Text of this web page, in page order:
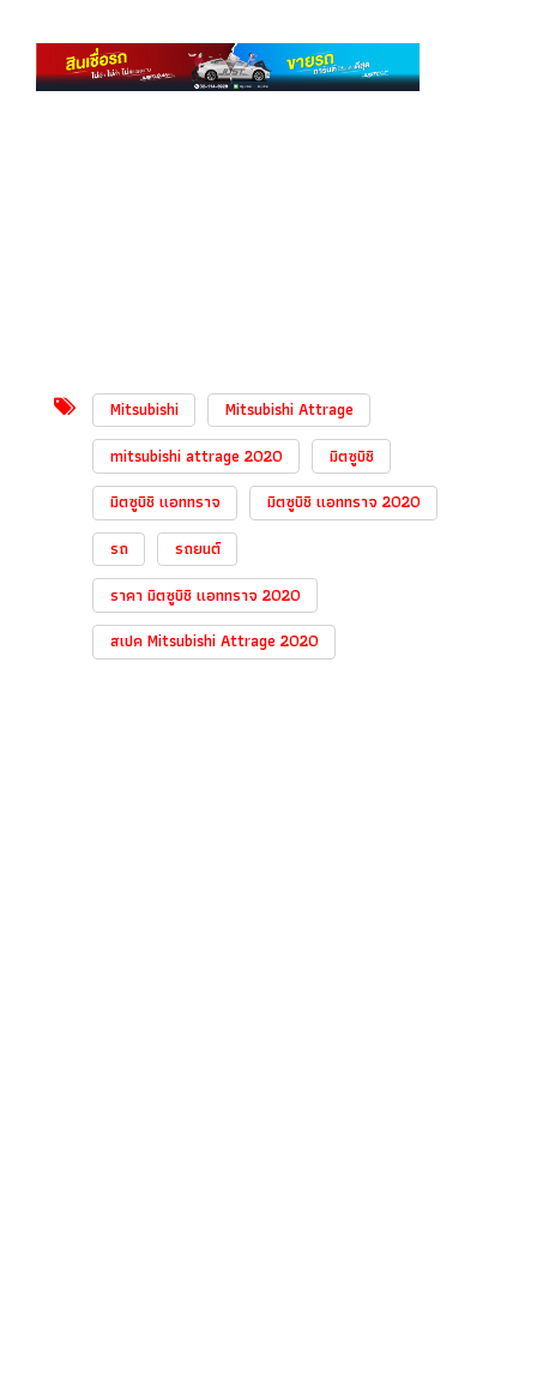
Mitsubishi
Mitsubishi Attrage
mitsubishi attrage 2020
มิตซูบิชิ
มิตซูบิชิ แอททราจ
มิตซูบิชิ แอททราจ 2020
รถ
รถยนต์
ราคา มิตซูบิชิ แอททราจ 2020
สเปค Mitsubishi Attrage 2020